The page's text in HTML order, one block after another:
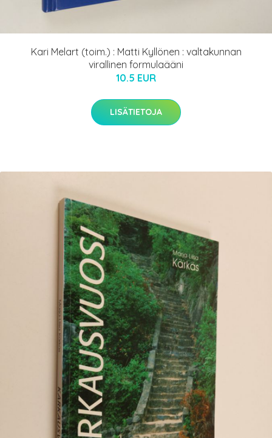
Kari Melart (toim.) : Matti Kyllönen : valtakunnan
virallinen formulaääni
10.5 EUR
LISÄTIETOJA